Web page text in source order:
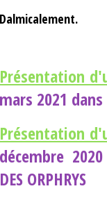
2021 dans
ORPHRYS